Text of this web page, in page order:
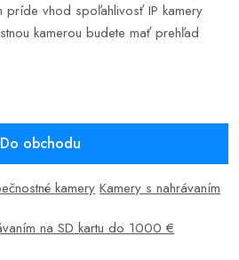
vhod spoľahlivosť IP kamery
kamerou budete mať prehľad
Do obchodu
kamery Kamery s nahrávaním
na SD kartu do 1000 €